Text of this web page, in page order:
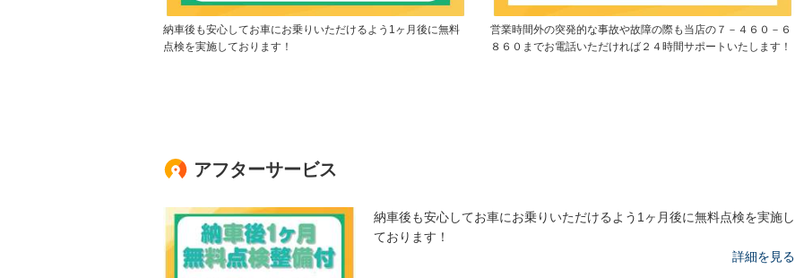
納車後も安心してお車にお乗りいただけるよう1ヶ月後に無料
点検を実施しております！
営業時間外の突発的な事故や故障の際も当店の７－４６０－６
８６０までお電話いただければ２４時間サポートいたします！
アフターサービス
納車後も安心してお車にお乗りいただけるよう1ヶ月後に無料点検を実施し
ております！
詳細を見る